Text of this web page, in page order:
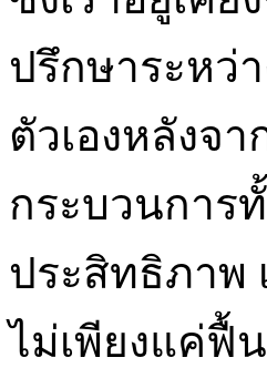
ปรึกษาระหว่
ตัวเองหลังจ
กระบวนการ
ประสิทธิภาพ
ไม่เพียงแค่ฟื้